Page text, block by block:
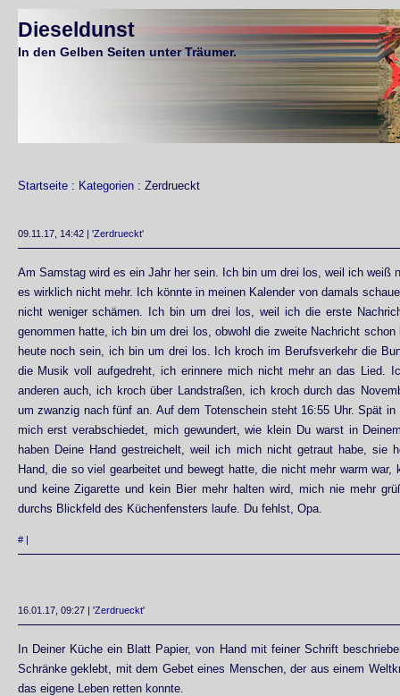
Dieseldunst
In den Gelben Seiten unter Träumer.
Startseite: Kategorien: Zerdrueckt
09.11.17, 14:42 | 'Zerdrueckt'
Am Samstag wird es ein Jahr her sein. Ich bin um drei los, weil ich weiß
es wirklich nicht mehr. Ich könnte in meinen Kalender von damals
nicht weniger schämen. Ich bin um drei los, weil ich die erste
genommen hatte, ich bin um drei los, obwohl die zweite Nachricht
heute noch sein, ich bin um drei los. Ich kroch im Berufsverkehr die
die Musik voll aufgedreht, ich erinnere mich nicht mehr an das Lied.
anderen auch, ich kroch über Landstraßen, ich kroch durch das
um zwanzig nach fünf an. Auf dem Totenschein steht 16:55 Uhr. Spät
mich erst verabschiedet, mich gewundert, wie klein Du warst in
haben Deine Hand gestreichelt, weil ich mich nicht getraut habe, sie
Hand, die so viel gearbeitet und bewegt hatte, die nicht mehr warm war,
und keine Zigarette und kein Bier mehr halten wird, mich nie mehr
durchs Blickfeld des Küchenfensters laufe. Du fehlst, Opa.
#|
16.01.17, 09:27 | 'Zerdrueckt'
In Deiner Küche ein Blatt Papier, von Hand mit feiner Schrift
Schränke geklebt, mit dem Gebet eines Menschen, der aus einem
das eigene Leben retten konnte.